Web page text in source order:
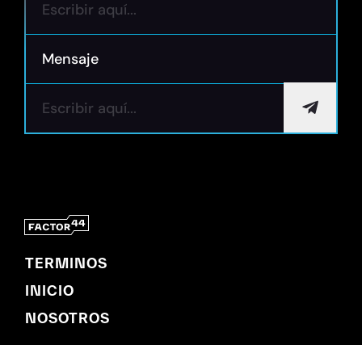
Mensaje
TERMINOS
INICIO
NOSOTROS